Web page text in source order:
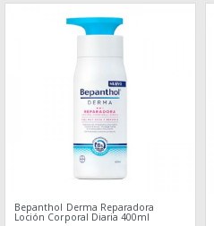
Bepanthol Derma Reparadora
Loción Corporal Diaria 400ml